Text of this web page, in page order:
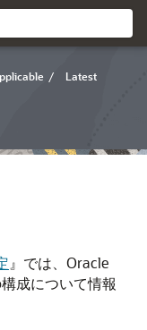
/ Latest
』では、 Oracle
成について情報